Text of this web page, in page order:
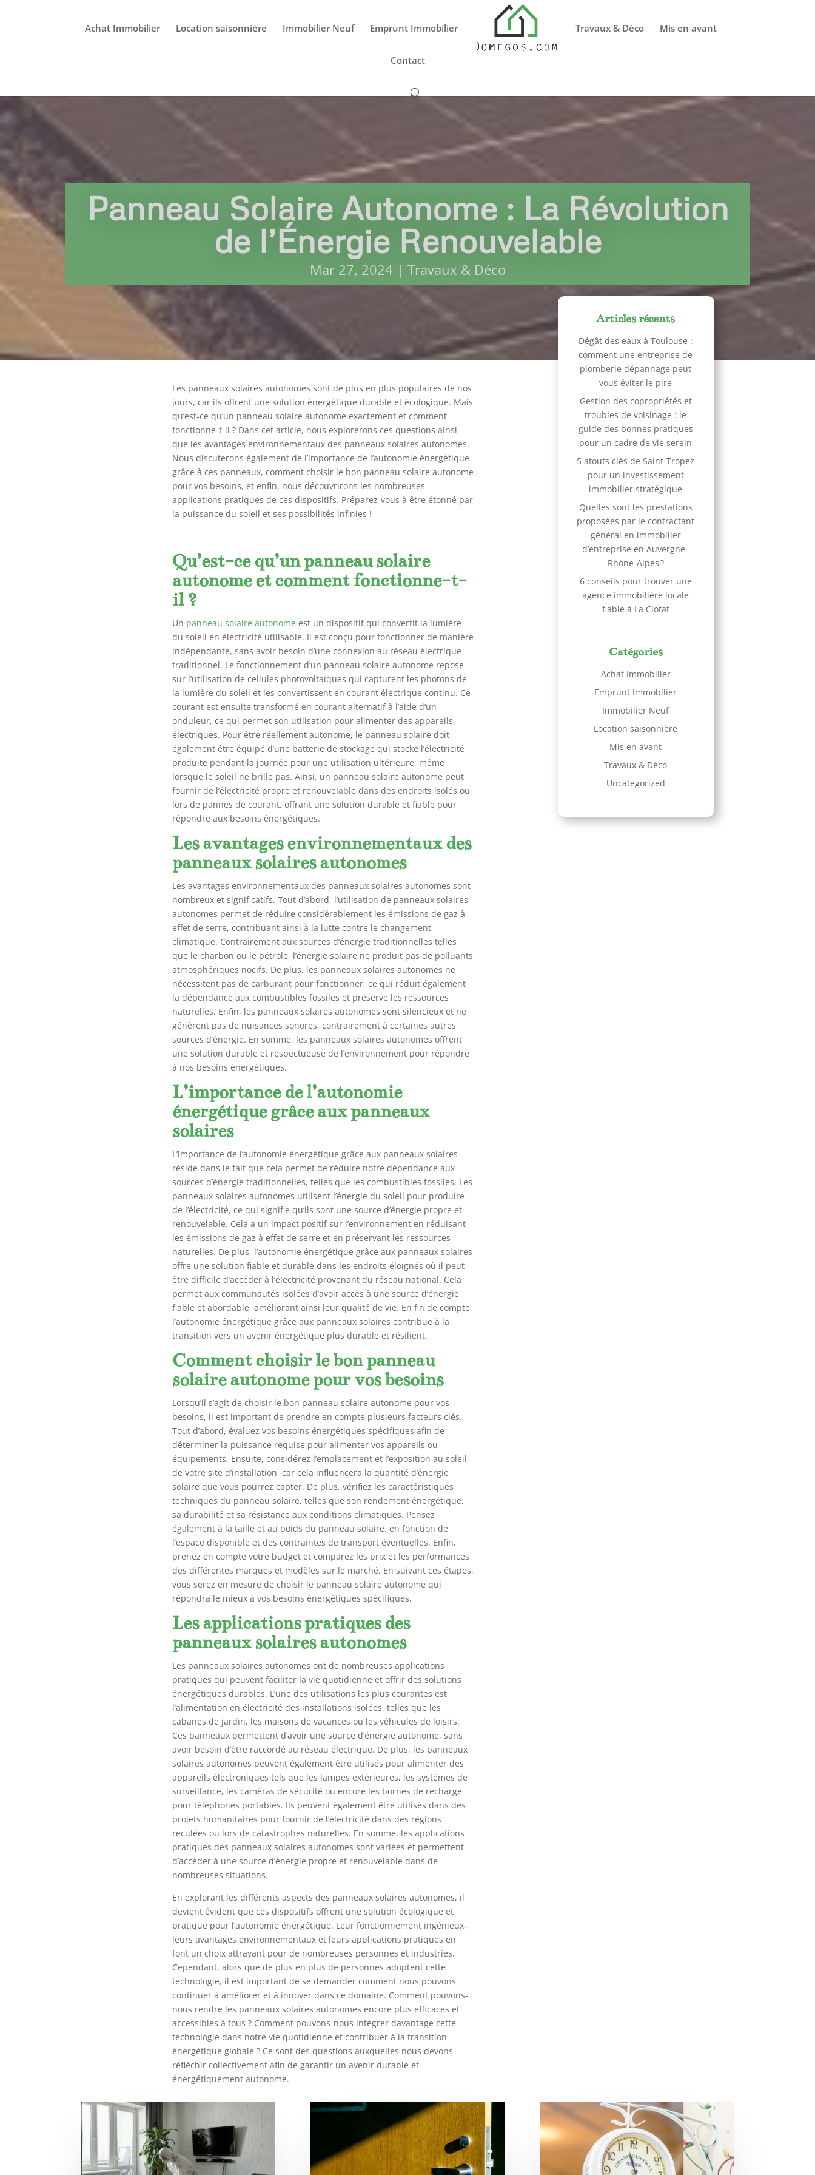
Achat Immobilier Location saisonnière Immobilier Neuf Emprunt Immobilier Travaux & Déco Mis en avant
Contact
Panneau Solaire Autonome : La Révolution
de l’Énergie Renouvelable
Mar 27, 2024 | Travaux & Déco
Les panneaux solaires autonomes sont de plus en plus populaires de nos
jours, car ils offrent une solution énergétique durable et écologique. Mais
qu’est-ce qu’un panneau solaire autonome exactement et comment
fonctionne-t-il ? Dans cet article, nous explorerons ces questions ainsi
que les avantages environnementaux des panneaux solaires autonomes.
Nous discuterons également de l’importance de l’autonomie énergétique
grâce à ces panneaux, comment choisir le bon panneau solaire autonome
pour vos besoins, et enfin, nous découvrirons les nombreuses
applications pratiques de ces dispositifs. Préparez-vous à être étonné par
la puissance du soleil et ses possibilités infinies !
Qu’est-ce qu’un panneau solaire
autonome et comment fonctionne-t-
il ?
Un panneau solaire autonome est un dispositif qui convertit la lumière
du soleil en électricité utilisable. Il est conçu pour fonctionner de manière
indépendante, sans avoir besoin d’une connexion au réseau électrique
traditionnel. Le fonctionnement d’un panneau solaire autonome repose
sur l’utilisation de cellules photovoltaïques qui capturent les photons de
la lumière du soleil et les convertissent en courant électrique continu. Ce
courant est ensuite transformé en courant alternatif à l’aide d’un
onduleur, ce qui permet son utilisation pour alimenter des appareils
électriques. Pour être réellement autonome, le panneau solaire doit
également être équipé d’une batterie de stockage qui stocke l’électricité
produite pendant la journée pour une utilisation ultérieure, même
lorsque le soleil ne brille pas. Ainsi, un panneau solaire autonome peut
fournir de l’électricité propre et renouvelable dans des endroits isolés ou
lors de pannes de courant, offrant une solution durable et fiable pour
répondre aux besoins énergétiques.
Les avantages environnementaux des
panneaux solaires autonomes
Les avantages environnementaux des panneaux solaires autonomes sont
nombreux et significatifs. Tout d’abord, l’utilisation de panneaux solaires
autonomes permet de réduire considérablement les émissions de gaz à
effet de serre, contribuant ainsi à la lutte contre le changement
climatique. Contrairement aux sources d’énergie traditionnelles telles
que le charbon ou le pétrole, l’énergie solaire ne produit pas de polluants
atmosphériques nocifs. De plus, les panneaux solaires autonomes ne
nécessitent pas de carburant pour fonctionner, ce qui réduit également
la dépendance aux combustibles fossiles et préserve les ressources
naturelles. Enfin, les panneaux solaires autonomes sont silencieux et ne
génèrent pas de nuisances sonores, contrairement à certaines autres
sources d’énergie. En somme, les panneaux solaires autonomes offrent
une solution durable et respectueuse de l’environnement pour répondre
à nos besoins énergétiques.
L’importance de l’autonomie
énergétique grâce aux panneaux
solaires
L’importance de l’autonomie énergétique grâce aux panneaux solaires
réside dans le fait que cela permet de réduire notre dépendance aux
sources d’énergie traditionnelles, telles que les combustibles fossiles. Les
panneaux solaires autonomes utilisent l’énergie du soleil pour produire
de l’électricité, ce qui signifie qu’ils sont une source d’énergie propre et
renouvelable. Cela a un impact positif sur l’environnement en réduisant
les émissions de gaz à effet de serre et en préservant les ressources
naturelles. De plus, l’autonomie énergétique grâce aux panneaux solaires
offre une solution fiable et durable dans les endroits éloignés où il peut
être difficile d’accéder à l’électricité provenant du réseau national. Cela
permet aux communautés isolées d’avoir accès à une source d’énergie
fiable et abordable, améliorant ainsi leur qualité de vie. En fin de compte,
l’autonomie énergétique grâce aux panneaux solaires contribue à la
transition vers un avenir énergétique plus durable et résilient.
Comment choisir le bon panneau
solaire autonome pour vos besoins
Lorsqu’il s’agit de choisir le bon panneau solaire autonome pour vos
besoins, il est important de prendre en compte plusieurs facteurs clés.
Tout d’abord, évaluez vos besoins énergétiques spécifiques afin de
déterminer la puissance requise pour alimenter vos appareils ou
équipements. Ensuite, considérez l’emplacement et l’exposition au soleil
de votre site d’installation, car cela influencera la quantité d’énergie
solaire que vous pourrez capter. De plus, vérifiez les caractéristiques
techniques du panneau solaire, telles que son rendement énergétique,
sa durabilité et sa résistance aux conditions climatiques. Pensez
également à la taille et au poids du panneau solaire, en fonction de
l’espace disponible et des contraintes de transport éventuelles. Enfin,
prenez en compte votre budget et comparez les prix et les performances
des différentes marques et modèles sur le marché. En suivant ces étapes,
vous serez en mesure de choisir le panneau solaire autonome qui
répondra le mieux à vos besoins énergétiques spécifiques.
Les applications pratiques des
panneaux solaires autonomes
Les panneaux solaires autonomes ont de nombreuses applications
pratiques qui peuvent faciliter la vie quotidienne et offrir des solutions
énergétiques durables. L’une des utilisations les plus courantes est
l’alimentation en électricité des installations isolées, telles que les
cabanes de jardin, les maisons de vacances ou les véhicules de loisirs.
Ces panneaux permettent d’avoir une source d’énergie autonome, sans
avoir besoin d’être raccordé au réseau électrique. De plus, les panneaux
solaires autonomes peuvent également être utilisés pour alimenter des
appareils électroniques tels que les lampes extérieures, les systèmes de
surveillance, les caméras de sécurité ou encore les bornes de recharge
pour téléphones portables. Ils peuvent également être utilisés dans des
projets humanitaires pour fournir de l’électricité dans des régions
reculées ou lors de catastrophes naturelles. En somme, les applications
pratiques des panneaux solaires autonomes sont variées et permettent
d’accéder à une source d’énergie propre et renouvelable dans de
nombreuses situations.
En explorant les différents aspects des panneaux solaires autonomes, il
devient évident que ces dispositifs offrent une solution écologique et
pratique pour l’autonomie énergétique. Leur fonctionnement ingénieux,
leurs avantages environnementaux et leurs applications pratiques en
font un choix attrayant pour de nombreuses personnes et industries.
Cependant, alors que de plus en plus de personnes adoptent cette
technologie, il est important de se demander comment nous pouvons
continuer à améliorer et à innover dans ce domaine. Comment pouvons-
nous rendre les panneaux solaires autonomes encore plus efficaces et
accessibles à tous ? Comment pouvons-nous intégrer davantage cette
technologie dans notre vie quotidienne et contribuer à la transition
énergétique globale ? Ce sont des questions auxquelles nous devons
réfléchir collectivement afin de garantir un avenir durable et
énergétiquement autonome.
Articles récents
Dégât des eaux à Toulouse :
comment une entreprise de
plomberie dépannage peut
vous éviter le pire
Gestion des copropriétés et
troubles de voisinage : le
guide des bonnes pratiques
pour un cadre de vie serein
5 atouts clés de Saint-Tropez
pour un investissement
immobilier stratégique
Quelles sont les prestations
proposées par le contractant
général en immobilier
d’entreprise en Auvergne–
Rhône-Alpes ?
6 conseils pour trouver une
agence immobilière locale
fiable à La Ciotat
Catégories
Achat Immobilier
Emprunt Immobilier
Immobilier Neuf
Location saisonnière
Mis en avant
Travaux & Déco
Uncategorized